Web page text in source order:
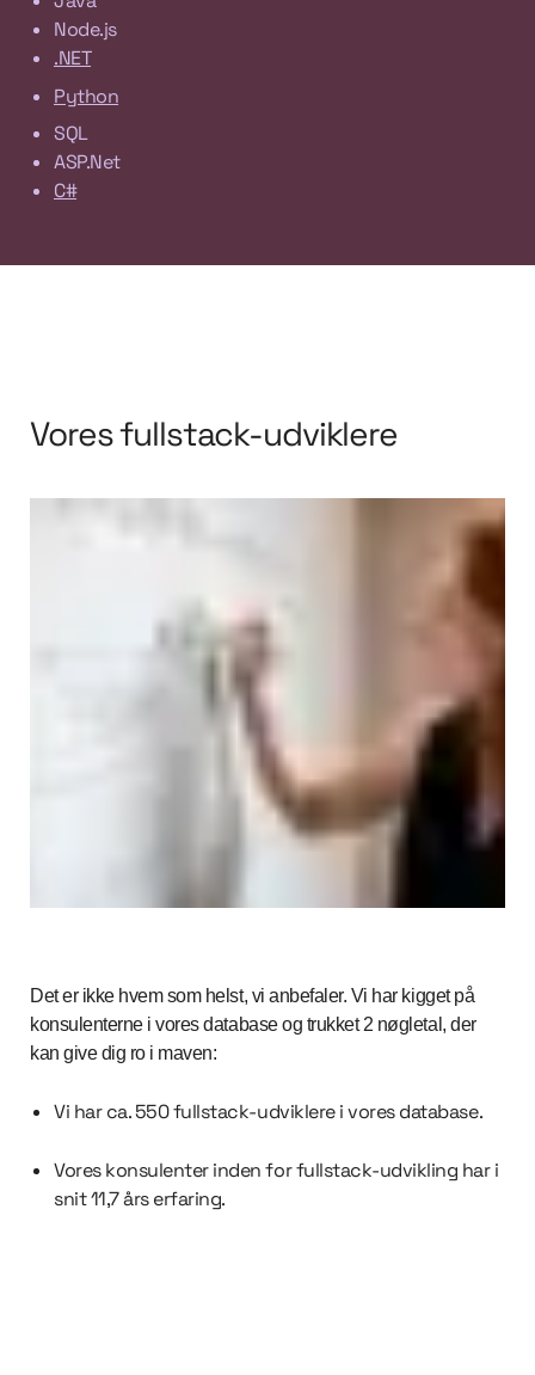
Node.js
.NET
Python
SQL
ASP.Net
C#
Vores fullstack-udviklere
Det er ikke hvem som helst, vi anbefaler. Vi har kigget på
konsulenterne i vores database og trukket 2 nøgletal, der
kan give dig ro i maven:
Vi har ca. 550 fullstack-udviklere i vores database.
Vores konsulenter inden for fullstack-udvikling har i
snit 11,7 års erfaring.